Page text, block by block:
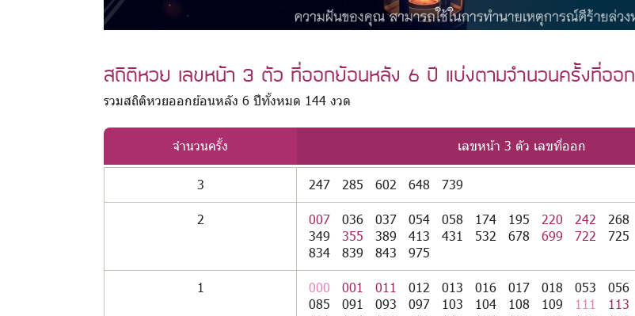
สถิติหวย เลขหน้า 3 ตัว ที่ออกย้อนหลัง 6 ปี แบ่งตามจำนวนครั้งที่ออก
รวมสถิติหวยออกย้อนหลัง 6 ปีทั้งหมด 144 งวด
จำนวนครั้ง เลขหน้า 3 ตัว เลขที่ออก
3 247 285 602 648 739
2 007 036 037 054 058 174 195 220 242 268
349
355 389 413 431 532 678 699 722 725
834
839 843 975
1 000 001 011 012 013 016 017 018 053 056
085
091 093 097 103 104 108 109 111 113